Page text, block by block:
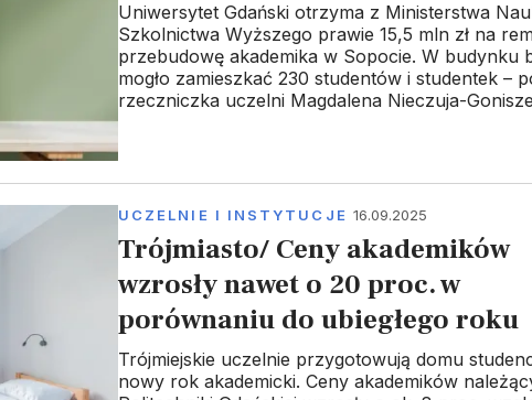
Uniwersytet Gdański otrzyma z Ministerstwa
Szkolnictwa Wyższego prawie 15,5 mln zł na
przebudowę akademika w Sopocie. W budynku
mogło zamieszkać 230 studentów i studentek –
rzeczniczka uczelni Magdalena Nieczuja-
UCZELNIE I INSTYTUCJE 16.09.2025
Trójmiasto/ Ceny akademików
wzrosły nawet o 20 proc. w
porównaniu do ubiegłego roku
Trójmiejskie uczelnie przygotowują domu
nowy rok akademicki. Ceny akademików